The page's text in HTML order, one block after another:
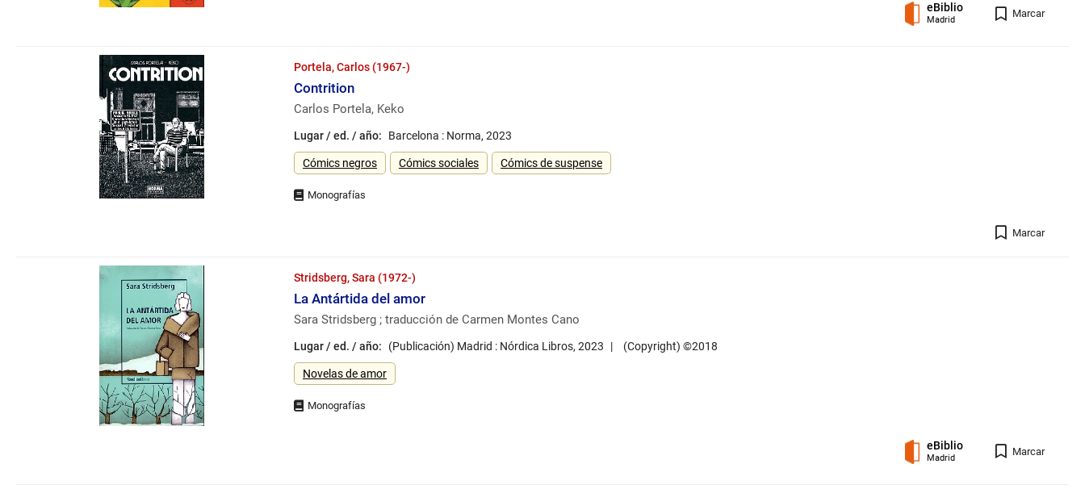
eBiblio
Madrid
MarcarRegistro
Portela, Carlos (1967-)
Contrition
Carlos Portela, Keko
Lugar / ed. / año:
Barcelona : Norma, 2023
Género
Cómics negros Cómics sociales Cómics de suspense
MarcarRegistro
Stridsberg, Sara (1972-)
La Antártida del amor
Sara Stridsberg ; traducción de Carmen Montes Cano
Lugar / ed. / año: (Publicación) Madrid : Nórdica Libros, 2023
(Copyright) ©2018
Género
Novelas de amor
eBiblio
Madrid
MarcarRegistro